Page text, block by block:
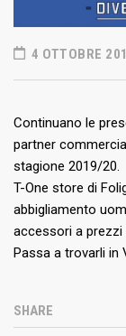
4 OTTOBRE
Continuano le
partner
stagione 2019/20.
T-One store di
abbigliamento
accessori a prezzi
Passa a trovarli in
SHARE